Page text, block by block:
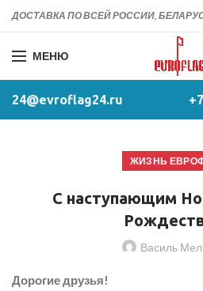
ДОСТАВКА ПО ВСЕЙ РОССИИ,
МЕНЮ
24@evroflag24.ru
ЖИЗНЬ
С наступающим
Василь
Дорогие друзья!